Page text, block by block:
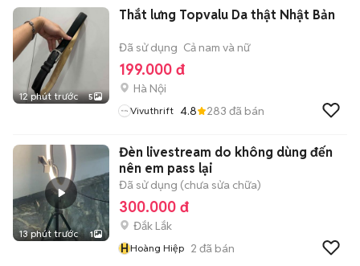
12 phút trước 5
Thắt lưng Topvalu Da thật Nhật Bản
Đã sử dụng Cả nam và nữ
199.000 đ
Hà Nội
Vivuthrift 4.8 283 đã bán
13 phút trước 1
Đèn livestream do không dùng đến
nên em pass lại
Đã sử dụng (chưa sửa chữa)
300.000 đ
Đắk Lắk
HHoàng Hiệp 2 đã bán